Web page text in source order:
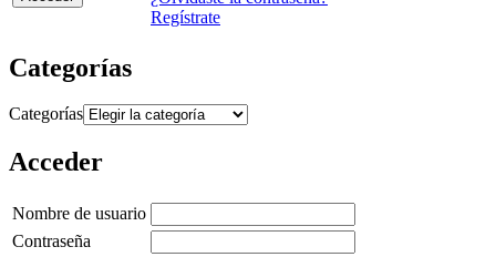
Regístrate
Categorías
Categorías
Acceder
Nombre de usuario
Contraseña